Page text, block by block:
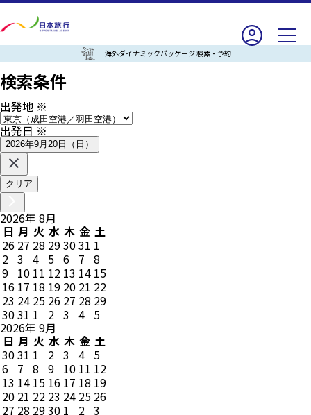
海外ダイナミックパッケージ 検索・予約
検索条件
出発地 ※
出発日※
2026年9月20日（日）
クリア
2026年 8月
日 月 火 水 木 金 土
26 27 28 293031 1
2 3 4 5 6 7 8
9 10 11 12 13 14 15
16 17 18 19 20 21 22
23 24 25 26 27 28 29
3031 1 2 3 4 5
2026年 9月
日 月 火 水 木 金 土
3031 1 2 3 4 5
6 7 8 9 10 11 12
13 14 15 16 17 18 19
20 21 22 23 24 25 26
27 28 2930 1 2 3